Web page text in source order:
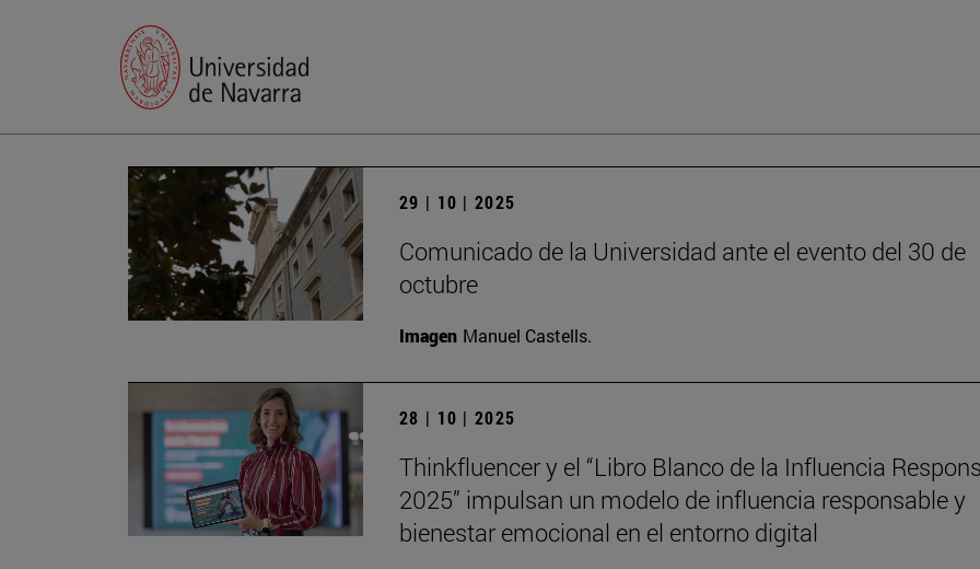
29 | 10 | 2025
Comunicado de la Universidad ante el evento del 30 de
octubre
Imagen Manuel Castells.
28 | 10 | 2025
Thinkfluencer y el “Libro Blanco de la Influencia
2025” impulsan un modelo de influencia responsable y
bienestar emocional en el entorno digital